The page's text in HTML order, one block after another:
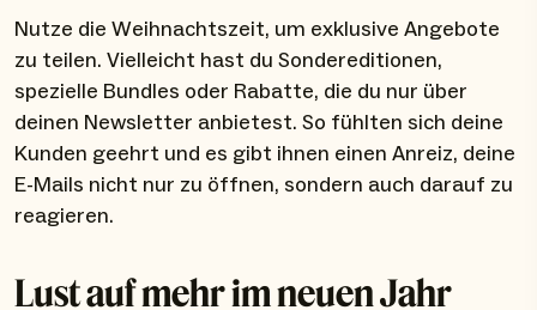
Nutze die Weihnachtszeit, um exklusive Angebote
zu teilen. Vielleicht hast du Sondereditionen,
spezielle Bundles oder Rabatte, die du nur über
deinen Newsletter anbietest. So fühlten sich deine
Kunden geehrt und es gibt ihnen einen Anreiz, deine
E-Mails nicht nur zu öffnen, sondern auch darauf zu
reagieren.
Lust auf mehr im neuen Jahr